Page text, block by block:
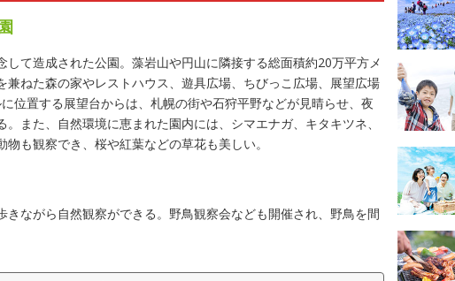
して造成された公園。藻岩山や円山に隣接する総面積約20万平方メ
兼ねた森の家やレストハウス、遊具広場、ちびっこ広場、展望広場
位置する展望台からは、札幌の街や石狩平野などが見晴らせ、夜
また、自然環境に恵まれた園内には、シマエナガ、キタキツネ、
も観察でき、桜や紅葉などの草花も美しい。
きながら自然観察ができる。野鳥観察会なども開催され、野鳥を間